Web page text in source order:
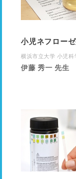
小児ネフロー
横浜市立大学 小児科
伊藤 秀一 先生